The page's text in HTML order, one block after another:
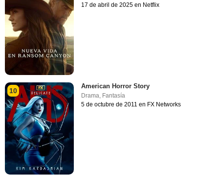
17 de abril de 2025 en Netflix
10
American Horror Story
Drama, Fantasía
5 de octubre de 2011 en FX Networks